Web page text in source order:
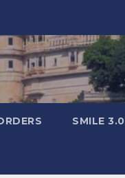
SMILE 3.0